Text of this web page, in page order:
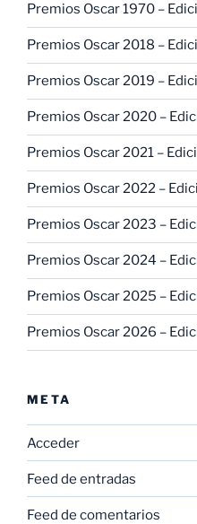
Premios Oscar 1970 –
Premios Oscar 2018 –
Premios Oscar 2019 –
Premios Oscar 2020 –
Premios Oscar 2021 –
Premios Oscar 2022 –
Premios Oscar 2023 –
Premios Oscar 2024 –
Premios Oscar 2025 –
Premios Oscar 2026 –
META
Acceder
Feed de entradas
Feed de comentarios